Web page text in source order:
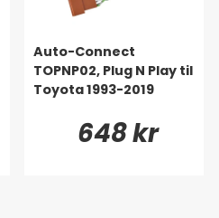
Auto-Connect
TOPNP02, Plug N Play til
Toyota 1993-2019
648 kr